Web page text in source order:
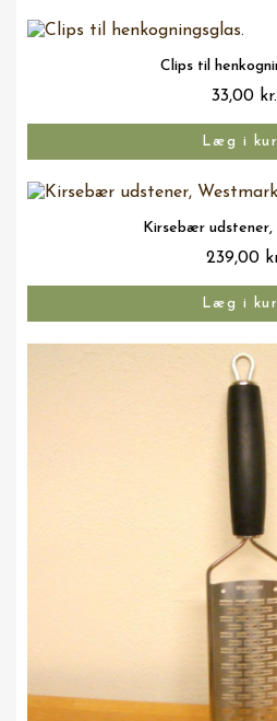
Vis her
Clips til
33,00 kr.
Læg i
Vis her
Kirsebær udstener,
239,00
Læg i